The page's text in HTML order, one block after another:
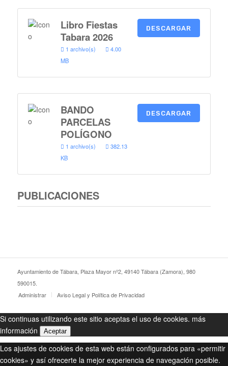
Libro Fiestas
Tabara 2026
1 archivo(s)
4.00
MB
DESCARGAR
BANDO
PARCELAS
POLÍGONO
1 archivo(s)
382.13
KB
DESCARGAR
PUBLICACIONES
Ayuntamiento de Tábara, Plaza Mayor nº2, 49140 Tábara (Zamora), 980
590015.
Administrar
Aviso Legal y Política de Privacidad
Si continuas utilizando este sitio aceptas el uso de cookies. más
información
Aceptar
Los ajustes de cookies de esta web están configurados para «permitir
cookies» y así ofrecerte la mejor experiencia de navegación posible.